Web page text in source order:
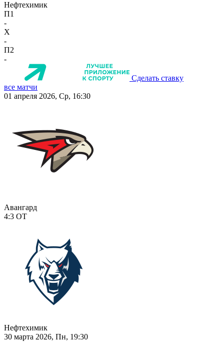
Нефтехимик
П1
-
X
-
П2
-
Сделать ставку
все матчи
01 апреля 2026, Ср, 16:30
Авангард
4:3 ОТ
Нефтехимик
30 марта 2026, Пн, 19:30